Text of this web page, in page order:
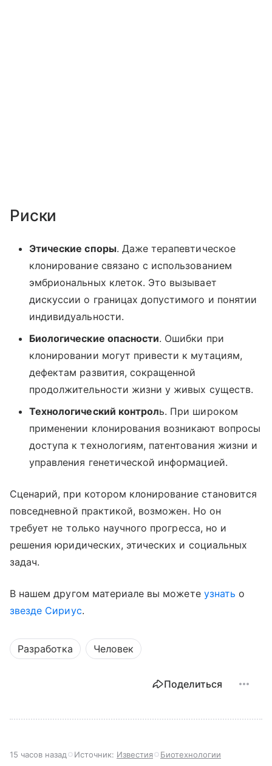
Риски
Этические споры. Даже терапевтическое
клонирование связано с использованием
эмбриональных клеток. Это вызывает
дискуссии о границах допустимого и понятии
индивидуальности.
Биологические опасности. Ошибки при
клонировании могут привести к мутациям,
дефектам развития, сокращенной
продолжительности жизни у живых существ.
Технологический контроль. При широком
применении клонирования возникают вопросы
доступа к технологиям, патентования жизни и
управления генетической информацией.
Сценарий, при котором клонирование становится
повседневной практикой, возможен. Но он
требует не только научного прогресса, но и
решения юридических, этических и социальных
задач.
В нашем другом материале вы можете узнать о
звезде Сириус.
Разработка Человек
Поделиться
15 часов назад Источник: Известия Биотехнологии